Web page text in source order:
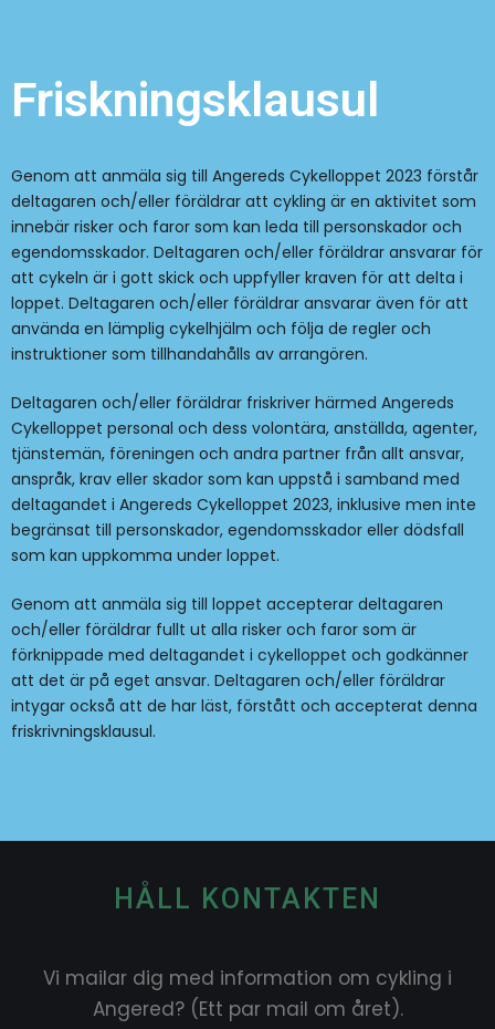
Friskningsklausul​
Genom att anmäla sig till Angereds Cykelloppet 2023 förstår
deltagaren och/eller föräldrar att cykling är en aktivitet som
innebär risker och faror som kan leda till personskador och
egendomsskador. Deltagaren och/eller föräldrar ansvarar för
att cykeln är i gott skick och uppfyller kraven för att delta i
loppet. Deltagaren och/eller föräldrar ansvarar även för att
använda en lämplig cykelhjälm och följa de regler och
instruktioner som tillhandahålls av arrangören.
Deltagaren och/eller föräldrar friskriver härmed Angereds
Cykelloppet personal och dess volontära, anställda, agenter,
tjänstemän, föreningen och andra partner från allt ansvar,
anspråk, krav eller skador som kan uppstå i samband med
deltagandet i Angereds Cykelloppet 2023, inklusive men inte
begränsat till personskador, egendomsskador eller dödsfall
som kan uppkomma under loppet.
Genom att anmäla sig till loppet accepterar deltagaren
och/eller föräldrar fullt ut alla risker och faror som är
förknippade med deltagandet i cykelloppet och godkänner
att det är på eget ansvar. Deltagaren och/eller föräldrar
intygar också att de har läst, förstått och accepterat denna
friskrivningsklausul.
HÅLL KONTAKTEN
Vi mailar dig med information om cykling i
Angered? (Ett par mail om året).